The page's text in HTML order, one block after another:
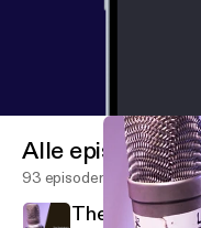
Alle episoder
93 episoder
The